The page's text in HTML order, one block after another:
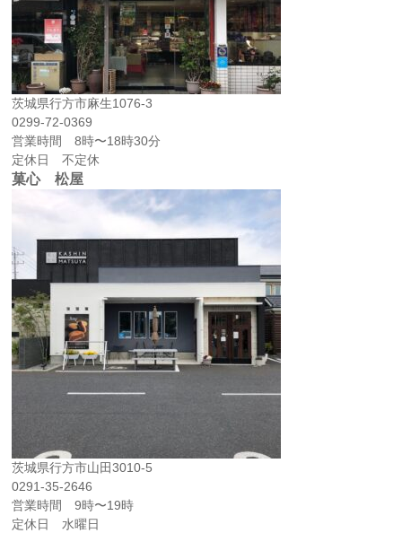
茨城県行方市麻生1076-3
0299-72-0369
営業時間 8時〜18時30分
定休日 不定休
菓心 松屋
茨城県行方市山田3010-5
0291-35-2646
営業時間 9時〜19時
定休日 水曜日